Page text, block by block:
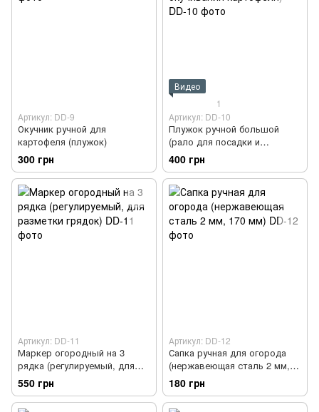
Артикул: DD-9
Окучник ручной для
картофеля (плужок)
300 грн
Видео
1
Артикул: DD-10
Плужок ручной большой
(рало для посадки и
окучивания картофеля)
400 грн
Артикул: DD-11
Маркер огородный на 3
рядка (регулируемый, для
разметки грядок)
550 грн
Артикул: DD-12
Сапка ручная для огорода
(нержавеющая сталь 2 мм,
170 мм)
180 грн